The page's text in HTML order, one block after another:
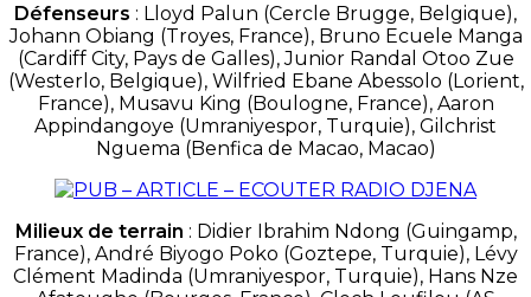
Défenseurs : Lloyd Palun (Cercle Brugge, Belgique),
Johann Obiang (Troyes, France), Bruno Ecuele Manga
(Cardiff City, Pays de Galles), Junior Randal Otoo Zue
(Westerlo, Belgique), Wilfried Ebane Abessolo (Lorient,
France), Musavu King (Boulogne, France), Aaron
Appindangoye (Umraniyespor, Turquie), Gilchrist
Nguema (Benfica de Macao, Macao)
Milieux de terrain : Didier Ibrahim Ndong (Guingamp,
France), André Biyogo Poko (Goztepe, Turquie), Lévy
Clément Madinda (Umraniyespor, Turquie), Hans Nze